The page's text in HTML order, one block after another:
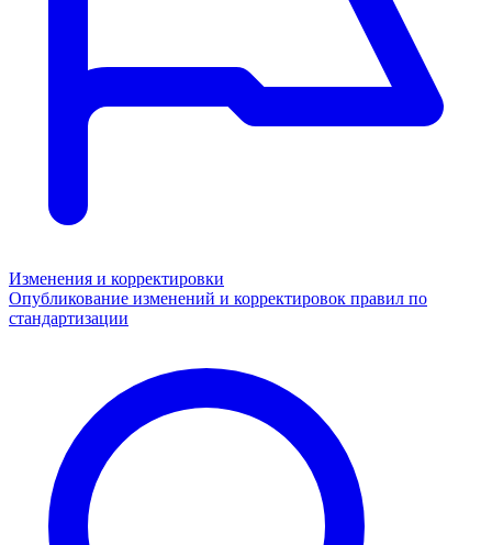
Изменения и корректировки
Опубликование изменений и корректировок правил по
стандартизации